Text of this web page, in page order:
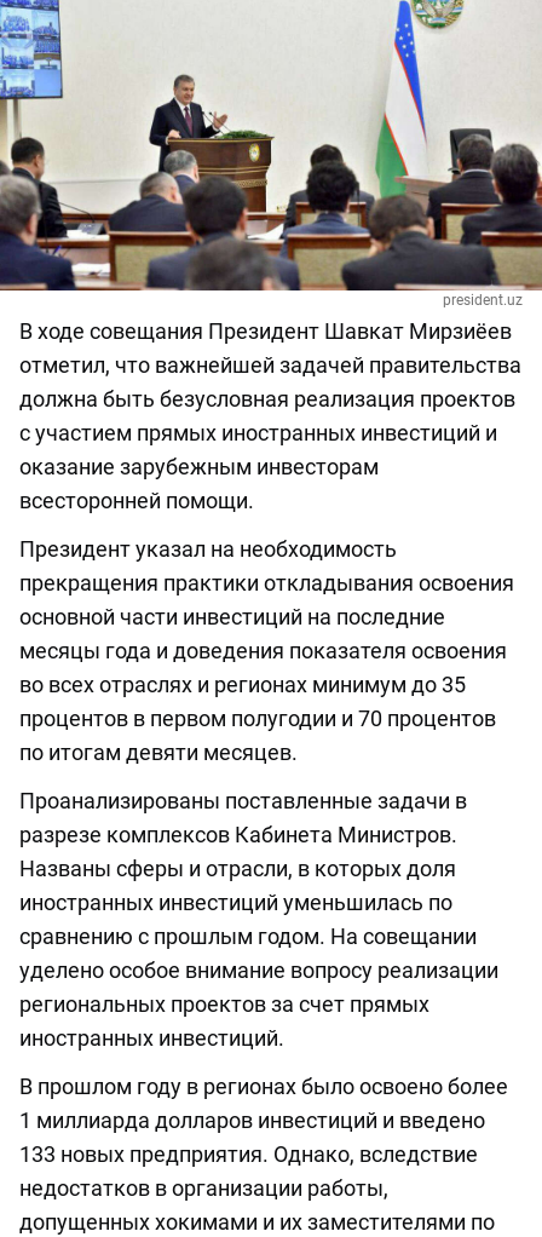
president.uz
В ходе совещания Президент Шавкат Мирзиёев
отметил, что важнейшей задачей правительства
должна быть безусловная реализация проектов
с участием прямых иностранных инвестиций и
оказание зарубежным инвесторам
всесторонней помощи.
Президент указал на необходимость
прекращения практики откладывания освоения
основной части инвестиций на последние
месяцы года и доведения показателя освоения
во всех отраслях и регионах минимум до 35
процентов в первом полугодии и 70 процентов
по итогам девяти месяцев.
Проанализированы поставленные задачи в
разрезе комплексов Кабинета Министров.
Названы сферы и отрасли, в которых доля
иностранных инвестиций уменьшилась по
сравнению с прошлым годом. На совещании
уделено особое внимание вопросу реализации
региональных проектов за счет прямых
иностранных инвестиций.
В прошлом году в регионах было освоено более
1 миллиарда долларов инвестиций и введено
133 новых предприятия. Однако, вследствие
недостатков в организации работы,
допущенных хокимами и их заместителями по